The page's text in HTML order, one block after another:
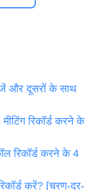
और दूसरों के साथ
रिकॉर्ड करने के
रिकॉर्ड करने के 4
करें? [चरण-दर-